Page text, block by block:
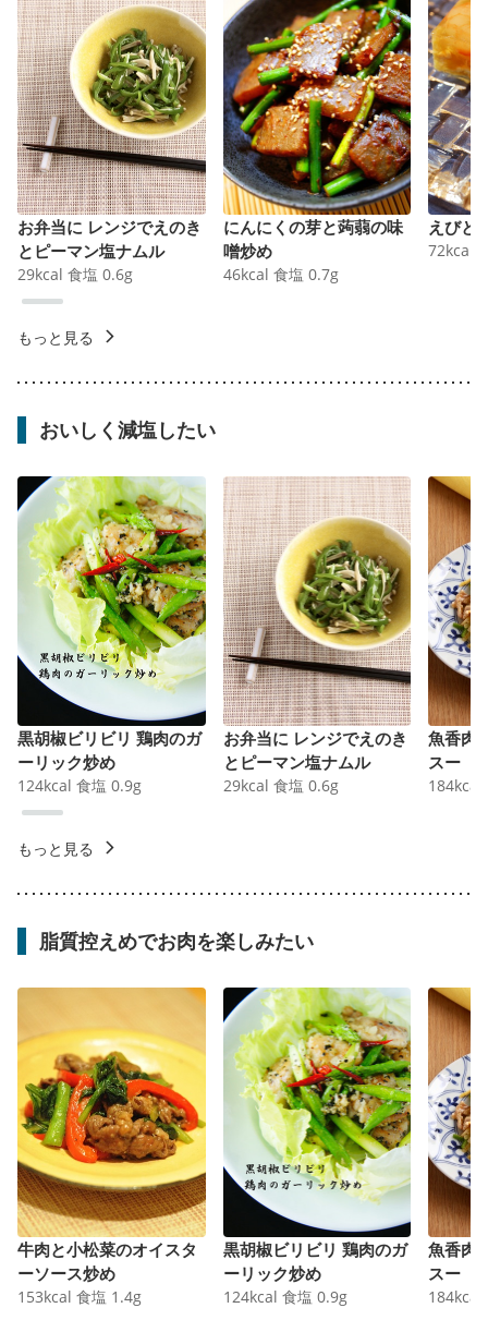
お弁当に レンジでえのき
とピーマン塩ナムル
29kcal 食塩 0.6g
にんにくの芽と蒟蒻の味
噌炒め
46kcal 食塩 0.7g
えびと
72kcal
もっと見る
おいしく減塩したい
黒胡椒ビリビリ 鶏肉のガ
ーリック炒め
124kcal 食塩 0.9g
お弁当に レンジでえのき
とピーマン塩ナムル
29kcal 食塩 0.6g
魚香肉
スー
184kcal
もっと見る
脂質控えめでお肉を楽しみたい
牛肉と小松菜のオイスタ
ーソース炒め
153kcal 食塩 1.4g
黒胡椒ビリビリ 鶏肉のガ
ーリック炒め
124kcal 食塩 0.9g
魚香肉
スー
184kcal